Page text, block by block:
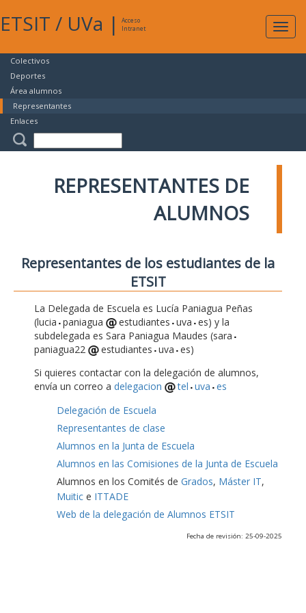
ETSIT / UVa |
Acceso
Intranet
Colectivos
Deportes
Área alumnos
Representantes
Enlaces
REPRESENTANTES DE
ALUMNOS
Representantes de los estudiantes de la
ETSIT
La Delegada de Escuela es Lucía Paniagua Peñas
(lucia paniagua estudiantes uva es) y la
subdelegada es Sara Paniagua Maudes (sara
paniagua22
estudiantes uva es)
Si quieres contactar con la delegación de alumnos,
envía un correo a delegacion tel uva es
Delegación de Escuela
Representantes de clase
Alumnos en la Junta de Escuela
Alumnos en las Comisiones de la Junta de Escuela
Alumnos en los Comités de Grados, Máster IT,
Muitic e ITTADE
Web de la delegación de Alumnos ETSIT
Fecha de revisión: 25-09-2025